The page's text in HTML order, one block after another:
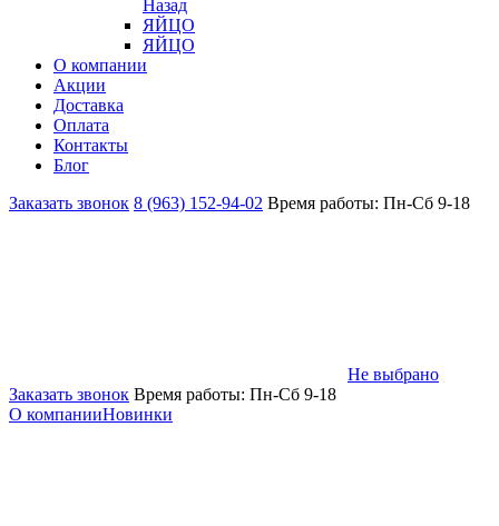
Назад
ЯЙЦО
ЯЙЦО
О компании
Акции
Доставка
Оплата
Контакты
Блог
Заказать звонок 8 (963) 152-94-02 Время работы: Пн-Сб 9-18
Не выбрано
Заказать звонок Время работы: Пн-Сб 9-18
О компанииНовинки